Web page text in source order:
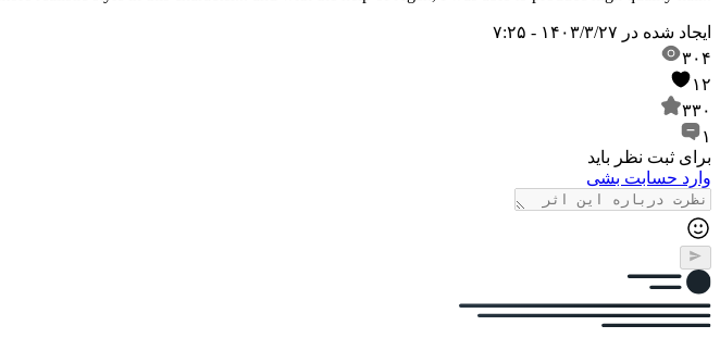
ایجاد شده در ۱۴۰۳/۳/۲۷ - ۷:۲۵
۳۰۴
۱۲
۳۳۰
۱
برای ثبت نظر باید
وارد حسابت بشی